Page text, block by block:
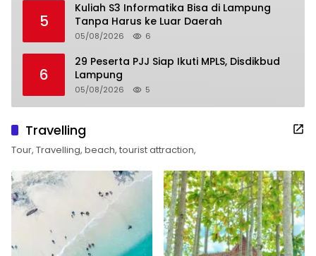
5
Kuliah S3 Informatika Bisa di Lampung
Tanpa Harus ke Luar Daerah
05/08/2026 6
6
29 Peserta PJJ Siap Ikuti MPLS, Disdikbud
Lampung
05/08/2026 5
Travelling
Tour, Travelling, beach, tourist attraction,